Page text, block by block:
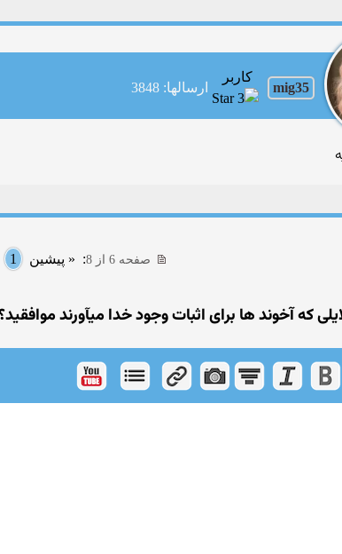
mig35
کاربر
ارسالها: 3848
صفحه 6 از 8 : « پیشین 1
كه آخوند ها برای اثبات وجود خدا میآورند